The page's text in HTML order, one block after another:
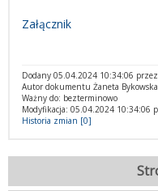
Załącznik
Dodany 05.04.2024 10:34:06
Autor dokumentu Żaneta
Ważny do: bezterminowo
Modyfikacja: 05.04.2024 10:34:06
Historia zmian [0]